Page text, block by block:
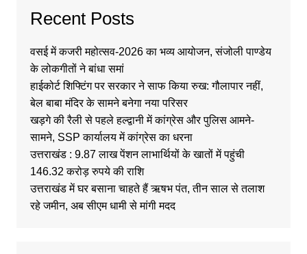
Recent Posts
वसई में कजरी महोत्सव-2026 का भव्य आयोजन, संजोली पाण्डेय
के लोकगीतों ने बांधा समां
हाईकोर्ट शिफ्टिंग पर सरकार ने साफ किया रुख: गौलापार नहीं,
बेल बाबा मंदिर के सामने बनेगा नया परिसर
खड़गे की रैली से पहले हल्द्वानी में कांग्रेस और पुलिस आमने-
सामने, SSP कार्यालय में कांग्रेस का धरना
उत्तराखंड : 9.87 लाख पेंशन लाभार्थियों के खातों में पहुंची
146.32 करोड़ रुपये की राशि
उत्तराखंड में घर बसाना चाहते हैं ऋषभ पंत, तीन साल से तलाश
रहे जमीन, अब सीएम धामी से मांगी मदद